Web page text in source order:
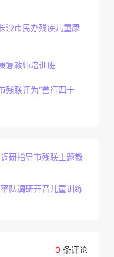
沙市民办残疾儿童康
复教师培训班
残联评为“善行四十
研指导市残联主题教
队调研开音儿童训练
0 条评论